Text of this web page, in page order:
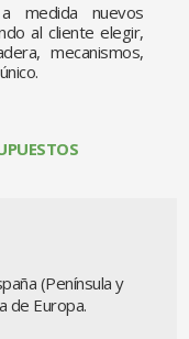
medida nuevos
al cliente elegir,
mecanismos,
(Península y
de Europa.